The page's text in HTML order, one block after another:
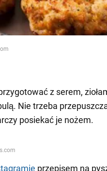
z serem,
Nie trzeba
posiekać je nożem.
przepisem na